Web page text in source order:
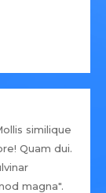
similique
Quam dui.
magna".